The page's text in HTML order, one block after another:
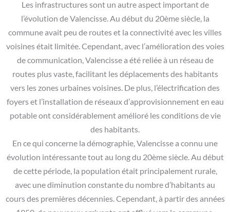
Les infrastructures sont un autre aspect important de
l’évolution de Valencisse. Au début du 20ème siècle, la
commune avait peu de routes et la connectivité avec les villes
voisines était limitée. Cependant, avec l’amélioration des voies
de communication, Valencisse a été reliée à un réseau de
routes plus vaste, facilitant les déplacements des habitants
vers les zones urbaines voisines. De plus, l’électrification des
foyers et l’installation de réseaux d’approvisionnement en eau
potable ont considérablement amélioré les conditions de vie
des habitants.
En ce qui concerne la démographie, Valencisse a connu une
évolution intéressante tout au long du 20ème siècle. Au début
de cette période, la population était principalement rurale,
avec une diminution constante du nombre d’habitants au
cours des premières décennies. Cependant, à partir des années